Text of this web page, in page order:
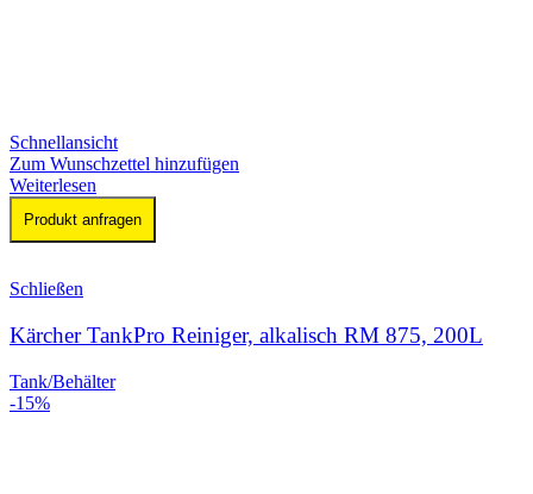
Schnellansicht
Zum Wunschzettel hinzufügen
Weiterlesen
Produkt anfragen
Schließen
Kärcher TankPro Reiniger, alkalisch RM 875, 200L
Tank/Behälter
-15%